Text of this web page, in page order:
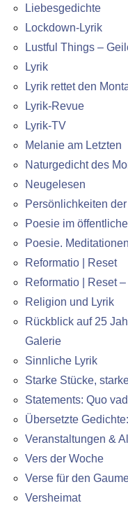
Liebesgedichte
Lockdown-Lyrik
Lustful Things –
Lyrik
Lyrik rettet den
Lyrik-Revue
Lyrik-TV
Melanie am Letzten
Naturgedicht des
Neugelesen
Persönlichkeiten
Poesie im
Poesie. Meditationen
Reformatio | Reset
Reformatio | Reset
Religion und Lyrik
Rückblick auf 25
Galerie
Sinnliche Lyrik
Starke Stücke,
Statements: Quo
Übersetzte
Veranstaltungen &
Vers der Woche
Verse für den
Versheimat